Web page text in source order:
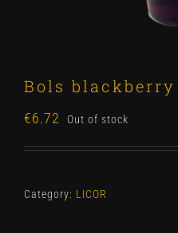
Bols blackberry
€6.72 Out of stock
Category: LICOR